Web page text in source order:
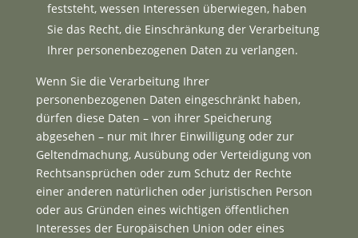
feststeht, wessen Interessen überwiegen, haben
Sie das Recht, die Einschränkung der Verarbeitung
Ihrer personenbezogenen Daten zu verlangen.
Wenn Sie die Verarbeitung Ihrer
personenbezogenen Daten eingeschränkt haben,
dürfen diese Daten – von ihrer Speicherung
abgesehen – nur mit Ihrer Einwilligung oder zur
Geltendmachung, Ausübung oder Verteidigung von
Rechtsansprüchen oder zum Schutz der Rechte
einer anderen natürlichen oder juristischen Person
oder aus Gründen eines wichtigen öffentlichen
Interesses der Europäischen Union oder eines